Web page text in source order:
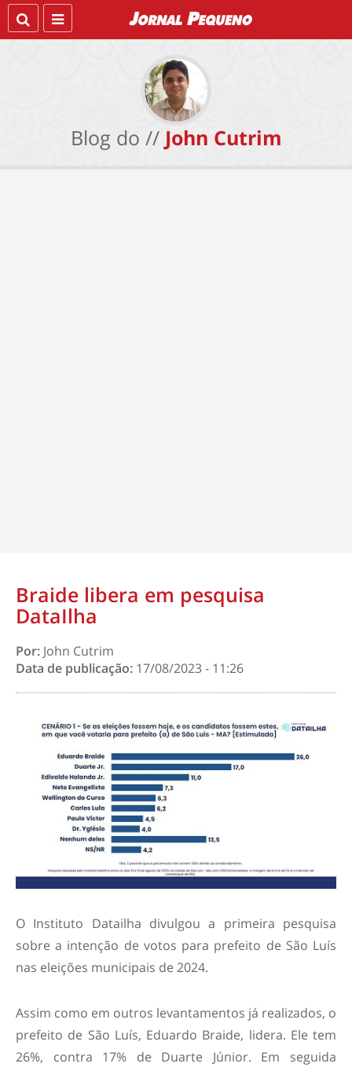
Blog do // John Cutrim
Braide libera em pesquisa
DataIlha
Por: John Cutrim
Data de publicação: 17/08/2023 - 11:26
O Instituto Datailha divulgou a primeira pesquisa
sobre a intenção de votos para prefeito de São Luís
nas eleições municipais de 2024.
Assim como em outros levantamentos já realizados, o
prefeito de São Luís, Eduardo Braide, lidera. Ele tem
26%, contra 17% de Duarte Júnior. Em seguida